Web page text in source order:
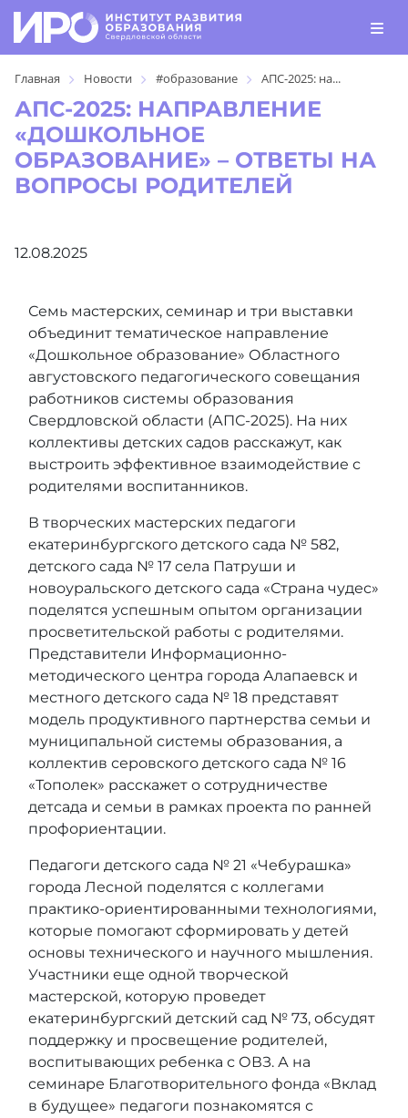
Главная Новости #образование АПС-2025: на...
АПС-2025: НАПРАВЛЕНИЕ
«ДОШКОЛЬНОЕ
ОБРАЗОВАНИЕ» – ОТВЕТЫ НА
ВОПРОСЫ РОДИТЕЛЕЙ
12.08.2025
Семь мастерских, семинар и три выставки
объединит тематическое направление
«Дошкольное образование» Областного
августовского педагогического совещания
работников системы образования
Свердловской области (АПС-2025). На них
коллективы детских садов расскажут, как
выстроить эффективное взаимодействие с
родителями воспитанников.
В творческих мастерских педагоги
екатеринбургского детского сада № 582,
детского сада № 17 села Патруши и
новоуральского детского сада «Страна чудес»
поделятся успешным опытом организации
просветительской работы с родителями.
Представители Информационно-
методического центра города Алапаевск и
местного детского сада № 18 представят
модель продуктивного партнерства семьи и
муниципальной системы образования, а
коллектив серовского детского сада № 16
«Тополек» расскажет о сотрудничестве
детсада и семьи в рамках проекта по ранней
профориентации.
Педагоги детского сада № 21 «Чебурашка»
города Лесной поделятся с коллегами
практико-ориентированными технологиями,
которые помогают сформировать у детей
основы технического и научного мышления.
Участники еще одной творческой
мастерской, которую проведет
екатеринбургский детский сад № 73, обсудят
поддержку и просвещение родителей,
воспитывающих ребенка с ОВЗ. А на
семинаре Благотворительного фонда «Вклад
в будущее» педагоги познакомятся с